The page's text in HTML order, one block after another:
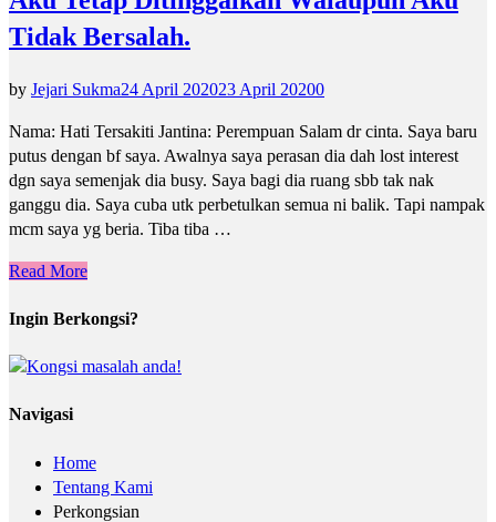
Tidak Bersalah.
by Jejari Sukma24 April 202023 April 20200
Nama: Hati Tersakiti Jantina: Perempuan Salam dr cinta. Saya baru
putus dengan bf saya. Awalnya saya perasan dia dah lost interest
dgn saya semenjak dia busy. Saya bagi dia ruang sbb tak nak
ganggu dia. Saya cuba utk perbetulkan semua ni balik. Tapi nampak
mcm saya yg beria. Tiba tiba …
Read More
Ingin Berkongsi?
Navigasi
Home
Tentang Kami
Perkongsian